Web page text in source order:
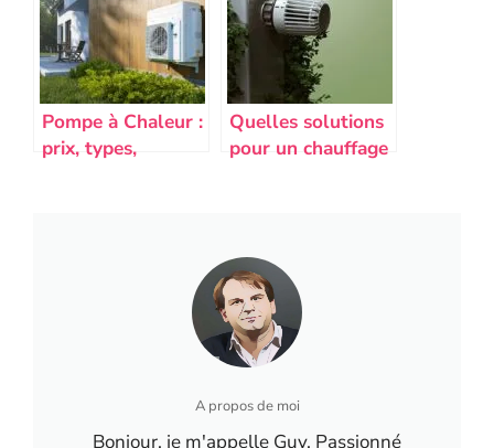
chaudière gaz ?
Pompe à Chaleur :
prix, types,
Quelles solutions
pour un chauffage
A propos de moi
Bonjour, je m'appelle Guy. Passionné